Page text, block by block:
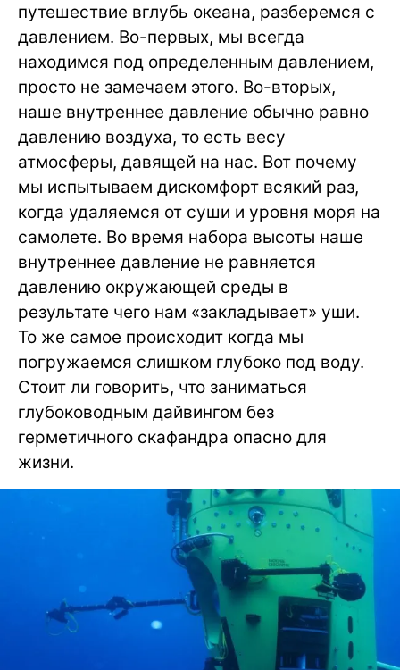
путешествие вглубь океана, разберемся с
давлением. Во-первых, мы всегда
находимся под определенным давлением,
просто не замечаем этого. Во-вторых,
наше внутреннее давление обычно равно
давлению воздуха, то есть весу
атмосферы, давящей на нас. Вот почему
мы испытываем дискомфорт всякий раз,
когда удаляемся от суши и уровня моря на
самолете. Во время набора высоты наше
внутреннее давление не равняется
давлению окружающей среды в
результате чего нам «закладывает» уши.
То же самое происходит когда мы
погружаемся слишком глубоко под воду.
Стоит ли говорить, что заниматься
глубоководным дайвингом без
герметичного скафандра опасно для
жизни.